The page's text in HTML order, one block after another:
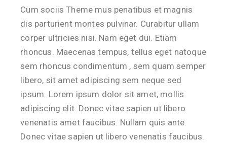
Cum sociis Theme mus penatibus et magnis
dis parturient montes pulvinar. Curabitur ullam
corper ultricies nisi. Nam eget dui. Etiam
rhoncus. Maecenas tempus, tellus eget natoque
sem rhoncus condimentum , sem quam semper
libero, sit amet adipiscing sem neque sed
ipsum. Lorem ipsum dolor sit amet, mollis
adipiscing elit. Donec vitae sapien ut libero
venenatis amet faucibus. Nullam quis ante.
Donec vitae sapien ut libero venenatis faucibus.